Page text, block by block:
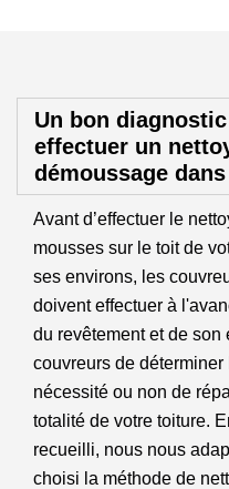
Un bon
effectuer un
démoussage
Avant d’effectuer le
mousses sur le toit de
ses environs, les
doivent effectuer à
du revêtement et de son
couvreurs de
nécessité ou non de
totalité de votre toiture.
recueilli, nous nous
choisi la méthode de